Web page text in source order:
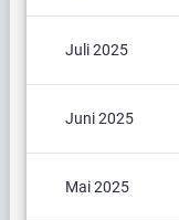
Juli 2025
Juni 2025
Mai 2025